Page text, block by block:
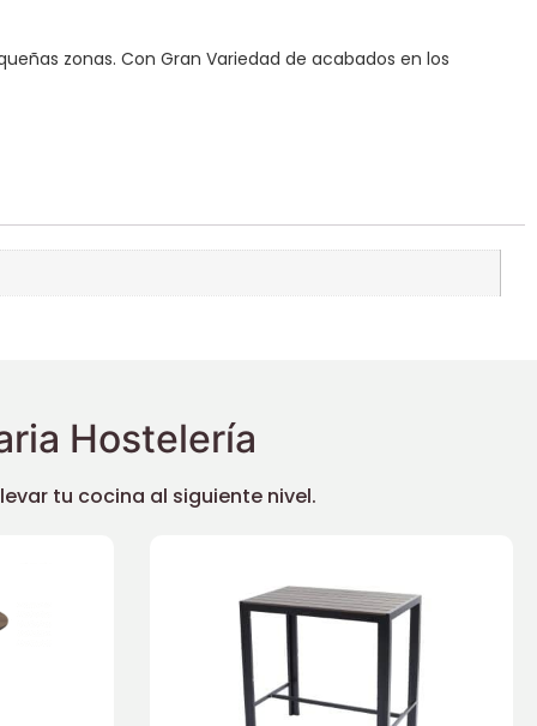
zonas. Con Gran Variedad de acabados en los
Hostelería
tu cocina al siguiente nivel.